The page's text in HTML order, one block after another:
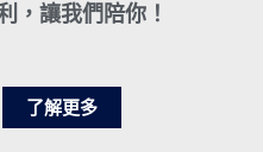
，讓我們陪你！
了解更多